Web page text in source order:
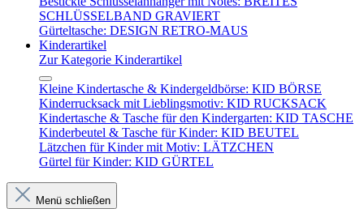
SCHLÜSSELBAND GRAVIERT
Gürteltasche: DESIGN RETRO-MAUS
Kinderartikel
Zur Kategorie Kinderartikel
Kleine Kindertasche & Kindergeldbörse: KID BÖRSE
Kinderrucksack mit Lieblingsmotiv: KID RUCKSACK
Kindertasche & Tasche für den Kindergarten: KID TASCHE
Kinderbeutel & Tasche für Kinder: KID BEUTEL
Lätzchen für Kinder mit Motiv: LÄTZCHEN
Gürtel für Kinder: KID GÜRTEL
Menü schließen